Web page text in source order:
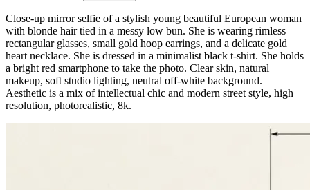
Close-up mirror selfie of a stylish young beautiful European woman
with blonde hair tied in a messy low bun. She is wearing rimless
rectangular glasses, small gold hoop earrings, and a delicate gold
heart necklace. She is dressed in a minimalist black t-shirt. She holds
a bright red smartphone to take the photo. Clear skin, natural
makeup, soft studio lighting, neutral off-white background.
Aesthetic is a mix of intellectual chic and modern street style, high
resolution, photorealistic, 8k.